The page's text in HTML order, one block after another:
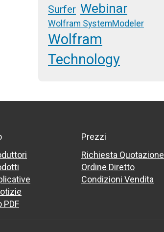
Surfer Webinar
Wolfram SystemModeler
Wolfram
Technology
PDF
Prezzi
Richiesta Quotazione
Ordine Diretto
Condizioni Vendita